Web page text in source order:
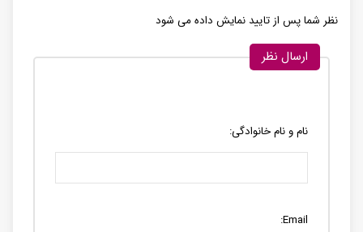
نظر شما پس از تایید نمایش داده می شود
ارسال نظر
نام و نام خانوادگی:
Email: